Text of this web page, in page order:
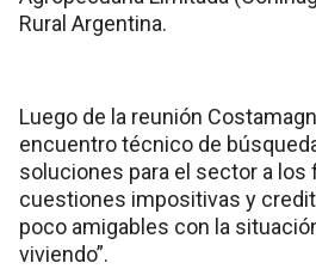
Rural Argentina.
Luego de la reunión
encuentro técnico de
soluciones para el sector a los
cuestiones impositivas y
poco amigables con la
viviendo”.